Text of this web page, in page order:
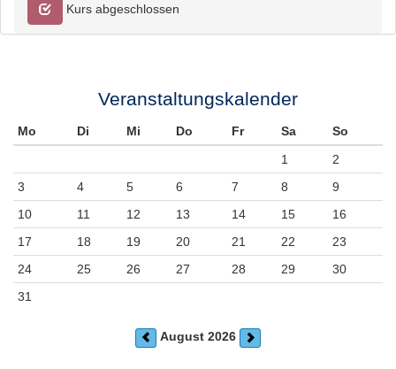
Kurs abgeschlossen
Veranstaltungskalender
Mo Di Mi Do Fr Sa
So
1
2
3
4 5 6 7 8
9
10
11 12 13 14 15
16
17
18 19 20 21 22
23
24
25 26 27 28 29
30
31
August 2026